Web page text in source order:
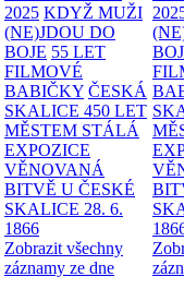
2025 KDYŽ MUŽI
(NE)JDOU DO
BOJE 55 LET
FILMOVÉ
BABIČKY ČESKÁ
SKALICE 450 LET
MĚSTEM STÁLÁ
EXPOZICE
VĚNOVANÁ
BITVĚ U ČESKÉ
SKALICE 28. 6.
1866
Zobrazit všechny
záznamy ze dne